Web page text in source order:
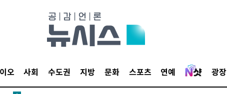
오 사회 수도권 지방 문화 스포츠 연예 광장